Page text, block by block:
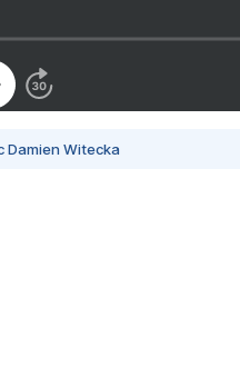
Damien Witecka